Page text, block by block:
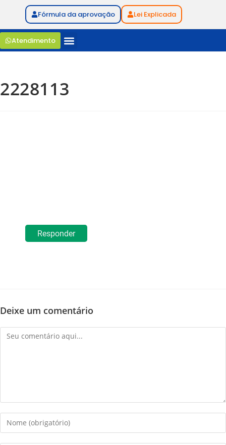
Fórmula da aprovação Lei Explicada
Atendimento
2228113
Responder
Deixe um comentário